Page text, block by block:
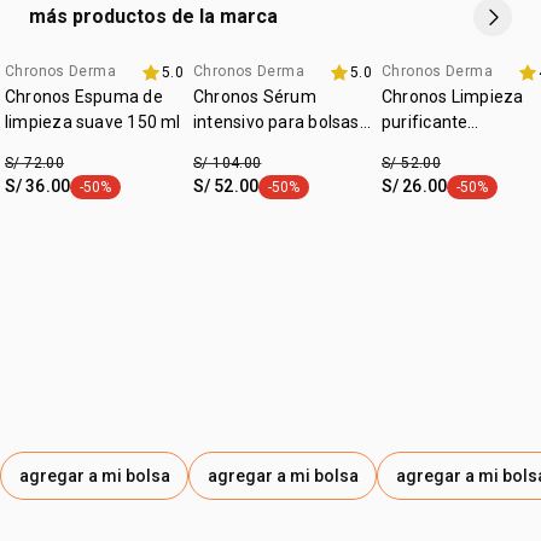
más productos de la marca
-20% x s/139
Chronos Derma 5.0
Chronos Espuma de
limpieza suave 150 ml
S/ 72.00
S/ 36.00 etiqueta -50%
-50%
agregar a mi bolsa
exclusivo grati
Chronos Derma 5.0
Chronos Sérum
intensivo para bolsas
S/ 104.00
S/ 52.00 etiqueta -50%
-50%
agregar a mi bolsa
exclusivo grati
Chronos Derma
Chronos Limpieza
purificante
S/ 52.00
S/ 26.00 etiqueta -
-50%
agregar a mi